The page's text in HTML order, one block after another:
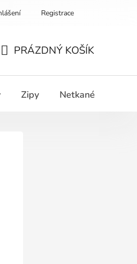
Registrace
KOŠÍK
PRÁZDNÝ KOŠÍK
Zipy Netkané textilie